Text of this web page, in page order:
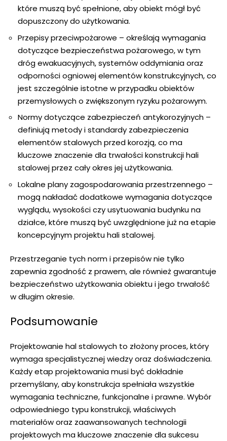
które muszą być spełnione, aby obiekt mógł być
dopuszczony do użytkowania.
Przepisy przeciwpożarowe – określają wymagania
dotyczące bezpieczeństwa pożarowego, w tym
dróg ewakuacyjnych, systemów oddymiania oraz
odporności ogniowej elementów konstrukcyjnych, co
jest szczególnie istotne w przypadku obiektów
przemysłowych o zwiększonym ryzyku pożarowym.
Normy dotyczące zabezpieczeń antykorozyjnych –
definiują metody i standardy zabezpieczenia
elementów stalowych przed korozją, co ma
kluczowe znaczenie dla trwałości konstrukcji hali
stalowej przez cały okres jej użytkowania.
Lokalne plany zagospodarowania przestrzennego –
mogą nakładać dodatkowe wymagania dotyczące
wyglądu, wysokości czy usytuowania budynku na
działce, które muszą być uwzględnione już na etapie
koncepcyjnym projektu hali stalowej.
Przestrzeganie tych norm i przepisów nie tylko
zapewnia zgodność z prawem, ale również gwarantuje
bezpieczeństwo użytkowania obiektu i jego trwałość
w długim okresie.
Podsumowanie
Projektowanie hal stalowych to złożony proces, który
wymaga specjalistycznej wiedzy oraz doświadczenia.
Każdy etap projektowania musi być dokładnie
przemyślany, aby konstrukcja spełniała wszystkie
wymagania techniczne, funkcjonalne i prawne. Wybór
odpowiedniego typu konstrukcji, właściwych
materiałów oraz zaawansowanych technologii
projektowych ma kluczowe znaczenie dla sukcesu